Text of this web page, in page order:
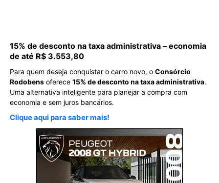
15% de desconto na taxa administrativa – economia
de até R$ 3.553,80
Para quem deseja conquistar o carro novo, o Consórcio
Rodobens oferece 15% de desconto na taxa administrativa.
Uma alternativa inteligente para planejar a compra com
economia e sem juros bancários.
Clique aqui para saber mais!